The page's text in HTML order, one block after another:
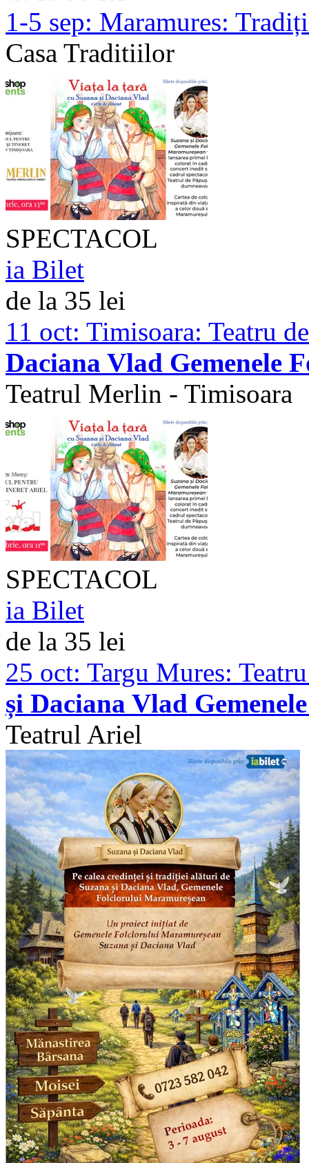
1-5 sep: Maramures:
Casa Traditiilor
SPECTACOL
ia Bilet
de la 35 lei
11 oct: Timisoara: Teatru
Daciana Vlad Gemenele
Teatrul Merlin - Timisoara
SPECTACOL
ia Bilet
de la 35 lei
25 oct: Targu Mures:
și Daciana Vlad
Teatrul Ariel